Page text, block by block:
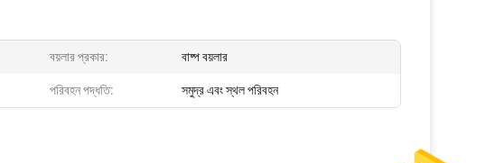
বয়লার প্রকার: বাষ্প বয়লার
পরিবহন পদ্ধতি: সমুদ্র এবং স্থল পরিবহন